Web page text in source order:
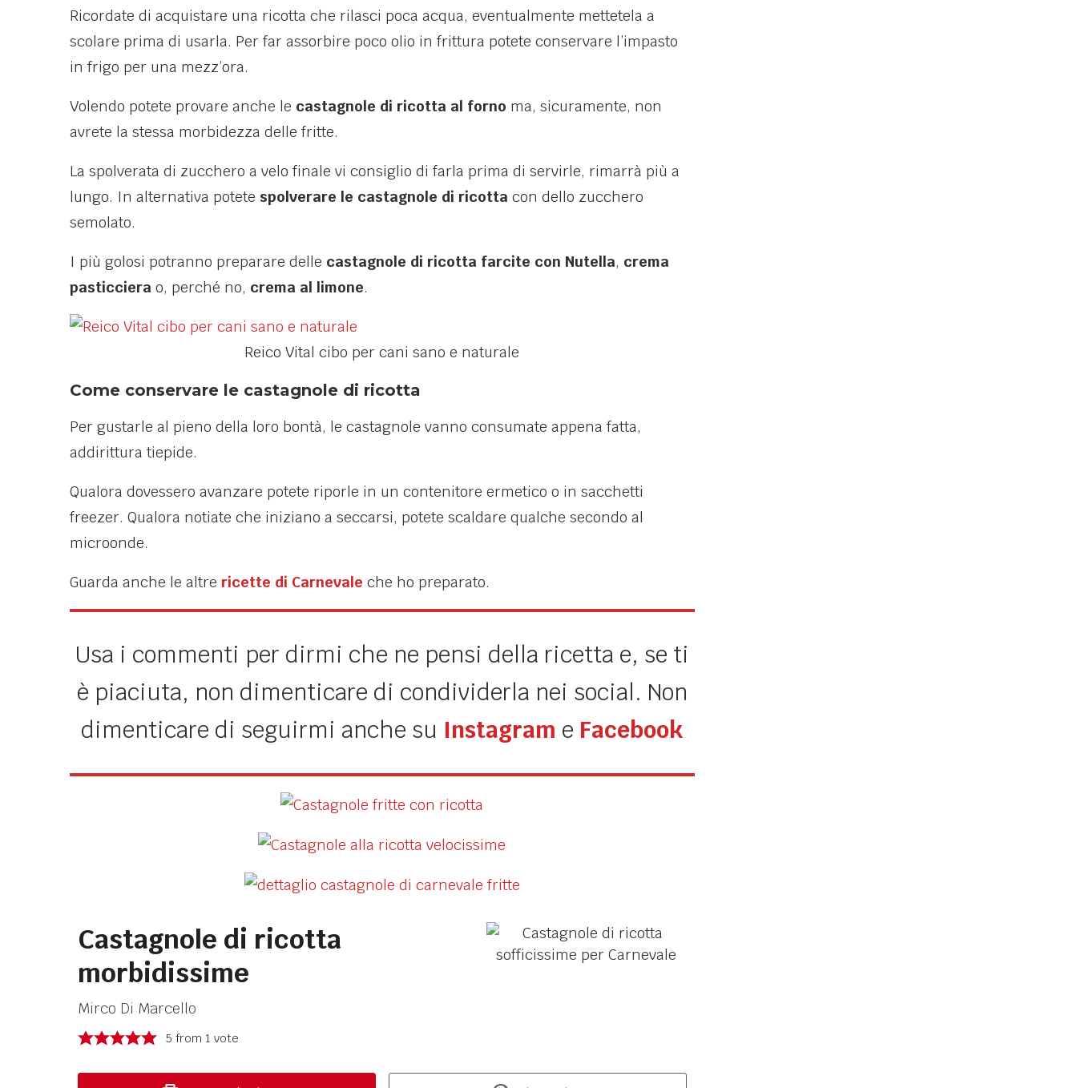
Ricordate di acquistare una ricotta che rilasci poca acqua, eventualmente mettetela a
scolare prima di usarla. Per far assorbire poco olio in frittura potete conservare l’impasto
in frigo per una mezz’ora.
Volendo potete provare anche le castagnole di ricotta al forno ma, sicuramente, non
avrete la stessa morbidezza delle fritte.
La spolverata di zucchero a velo finale vi consiglio di farla prima di servirle, rimarrà più a
lungo. In alternativa potete spolverare le castagnole di ricotta con dello zucchero
semolato.
I più golosi potranno preparare delle castagnole di ricotta farcite con Nutella, crema
pasticciera o, perché no, crema al limone.
Reico Vital cibo per cani sano e naturale
Come conservare le castagnole di ricotta
Per gustarle al pieno della loro bontà, le castagnole vanno consumate appena fatta,
addirittura tiepide.
Qualora dovessero avanzare potete riporle in un contenitore ermetico o in sacchetti
freezer. Qualora notiate che iniziano a seccarsi, potete scaldare qualche secondo al
microonde.
Guarda anche le altre ricette di Carnevale che ho preparato.
Usa i commenti per dirmi che ne pensi della ricetta e, se ti
è piaciuta, non dimenticare di condividerla nei social. Non
dimenticare di seguirmi anche su Instagram e Facebook
Castagnole di ricotta
morbidissime
Mirco Di Marcello
5 from 1 vote